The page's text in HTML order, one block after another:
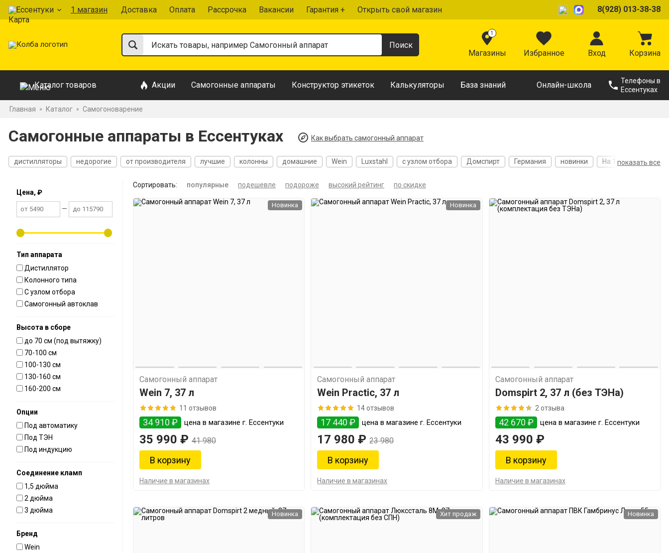
Ессентуки 1 магазин Доставка Оплата Рассрочка Вакансии Гарантия + Открыть свой магазин 8(928) 013-38-38
1
Магазины Избранное Вход Корзина
Каталог товаров Акции Самогонные аппараты Конструктор этикеток Калькуляторы База знаний Онлайн-школа
Телефоны в
Ессентуках
Главная » Каталог » Самогоноварение
Самогонные аппараты в Ессентуках Как выбрать самогонный аппарат
показать все
дистилляторы недорогие от производителя лучшие колонны домашние Wein Luxstahl с узлом отбора Домспирт Германия новинки
На 1,5 дюйма
Цена, ₽
—
Тип аппарата
Дистиллятор
Колонного типа
С узлом отбора
Самогонный автоклав
Высота в сборе
до 70 см (под вытяжку)
70-100 см
100-130 см
130-160 см
160-200 см
Опции
Под автоматику
Под ТЭН
Под индукцию
Соединение кламп
1,5 дюйма
2 дюйма
3 дюйма
Бренд
Wein
Сортировать: популярные подешевле подороже высокий рейтинг по скидке
Новинка
Самогонный аппарат
Wein 7, 37 л
11 отзывов
34 910 ₽ цена в магазине г. Ессентуки
35 990 ₽ 41 980
Наличие в магазинах
Новинка
Самогонный аппарат
Wein Practic, 37 л
14 отзывов
17 440 ₽ цена в магазине г. Ессентуки
17 980 ₽ 23 980
Наличие в магазинах
Самогонный аппарат
Domspirt 2, 37 л (без ТЭНа)
2 отзыва
42 670 ₽ цена в магазине г. Ессентуки
43 990 ₽
Наличие в магазинах
Новинка Хит продаж Новинка